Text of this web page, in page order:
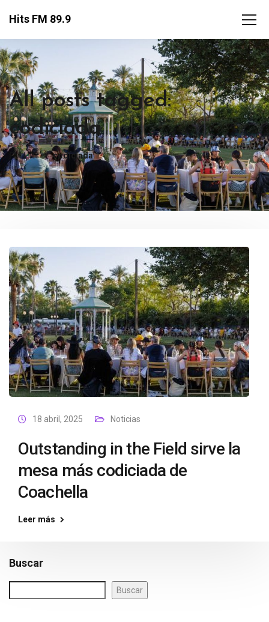
Hits FM 89.9
All posts tagged:
codiciada
FM Hits codiciada
18 abril, 2025 Noticias
Outstanding in the Field sirve la
mesa más codiciada de
Coachella
Leer más
Buscar
Buscar